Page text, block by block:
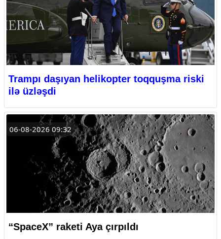
Trampı daşıyan helikopter toqquşma riski
ilə üzləşdi
06-08-2026 09:32
“SpaceX” raketi Aya çırpıldı